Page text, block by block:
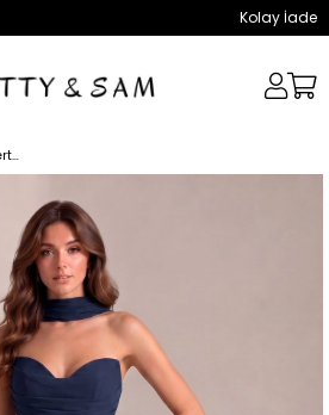
Kolay İade
Salerno Lacivert Elbise